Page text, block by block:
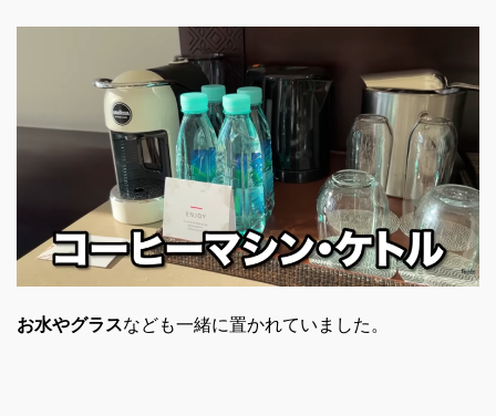
お水やグラスなども一緒に置かれていました。